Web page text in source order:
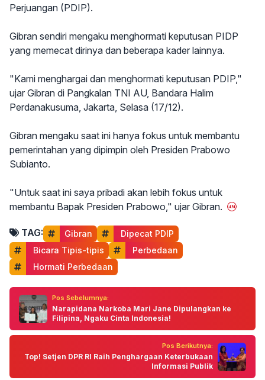
Perjuangan (PDIP).
Gibran sendiri mengaku menghormati keputusan PIDP
yang memecat dirinya dan beberapa kader lainnya.
"Kami menghargai dan menghormati keputusan PDIP,"
ujar Gibran di Pangkalan TNI AU, Bandara Halim
Perdanakusuma, Jakarta, Selasa (17/12).
Gibran mengaku saat ini hanya fokus untuk membantu
pemerintahan yang dipimpin oleh Presiden Prabowo
Subianto.
"Untuk saat ini saya pribadi akan lebih fokus untuk
membantu Bapak Presiden Prabowo," ujar Gibran.
TAG: Gibran
Dipecat PDIP
Bicara Tipis-tipis
Perbedaan
Hormati Perbedaan
Pos Sebelumnya:
Narapidana Narkoba Mari Jane Dipulangkan ke
Filipina, Ngaku Cinta Indonesia!
Pos Berikutnya:
Top! Setjen DPR RI Raih Penghargaan Keterbukaan
Informasi Publik